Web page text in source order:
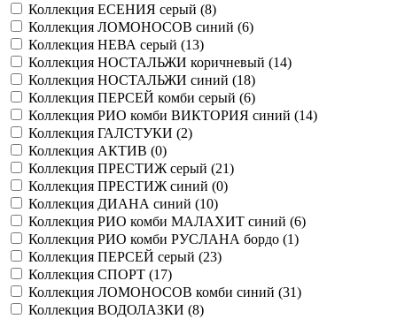
Коллекция ЕСЕНИЯ серый (8)
Коллекция ЛОМОНОСОВ синий (6)
Коллекция НЕВА серый (13)
Коллекция НОСТАЛЬЖИ коричневый (14)
Коллекция НОСТАЛЬЖИ синий (18)
Коллекция ПЕРСЕЙ комби серый (6)
Коллекция РИО комби ВИКТОРИЯ синий (14)
Коллекция ГАЛСТУКИ (2)
Коллекция АКТИВ (0)
Коллекция ПРЕСТИЖ серый (21)
Коллекция ПРЕСТИЖ синий (0)
Коллекция ДИАНА синий (10)
Коллекция РИО комби МАЛАХИТ синий (6)
Коллекция РИО комби РУСЛАНА бордо (1)
Коллекция ПЕРСЕЙ серый (23)
Коллекция СПОРТ (17)
Коллекция ЛОМОНОСОВ комби синий (31)
Коллекция ВОДОЛАЗКИ (8)